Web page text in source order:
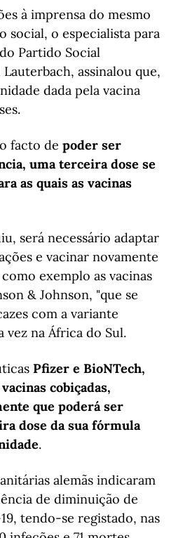
à imprensa do mesmo
social, o especialista para
Partido Social
assinalou que,
dada pela vacina
facto de poder ser
uma terceira dose se
as quais as vacinas
será necessário adaptar
e vacinar novamente
exemplo as vacinas
& Johnson, "que se
com a variante
na África do Sul.
Pfizer e BioNTech,
cobiçadas,
que poderá ser
dose da sua fórmula
.
alemãs indicaram
de diminuição de
tendo-se registado, nas